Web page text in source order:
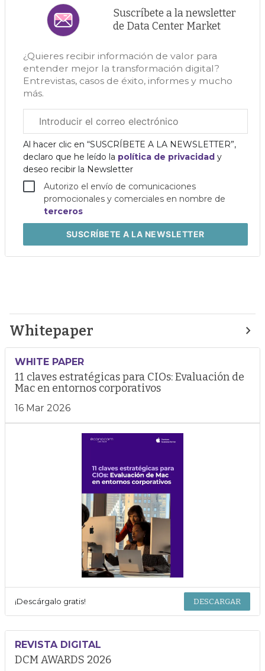
Suscríbete a la newsletter
de Data Center Market
¿Quieres recibir información de valor para
entender mejor la transformación digital?
Entrevistas, casos de éxito, informes y mucho
más.
electrónico
corporativo
Al hacer clic en “SUSCRÍBETE A LA NEWSLETTER”,
declaro que he leído la política de privacidad y
deseo recibir la Newsletter
Autorizo el envío de comunicaciones
promocionales y comerciales en nombre de
terceros
SUSCRÍBETEA LA NEWSLETTER
Whitepaper
WHITE PAPER
11 claves estratégicas para CIOs: Evaluación de
Mac en entornos corporativos
16 Mar 2026
¡Descárgalo gratis! DESCARGAR
REVISTA DIGITAL
DCM AWARDS 2026